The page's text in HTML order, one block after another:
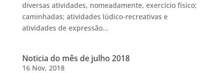
diversas atividades, nomeadamente, exercício físico;
caminhadas; atividades lúdico-recreativas e
atividades de expressão...
Noticia do mês de julho 2018
16 Nov, 2018